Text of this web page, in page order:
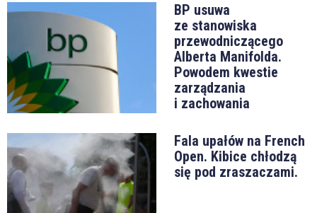
BP usuwa
ze stanowiska
przewodniczącego
Alberta Manifolda.
Powodem kwestie
zarządzania
i zachowania
Fala upałów na French
Open. Kibice chłodzą
się pod zraszaczami.